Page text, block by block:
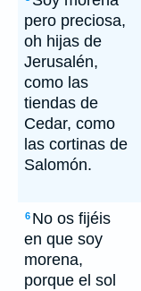
pero preciosa,
oh hijas de
Jerusalén,
como las
tiendas de
Cedar, como
las cortinas de
Salomón.
6 No os fijéis
en que soy
morena,
porque el sol